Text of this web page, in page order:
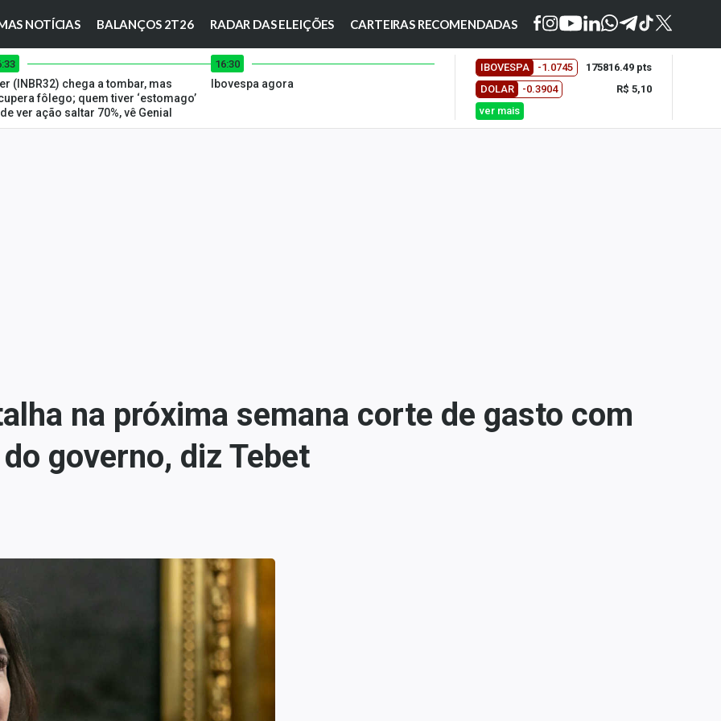
NOTÍCIAS BALANÇOS 2T26 RADAR DAS ELEIÇÕES CARTEIRAS RECOMENDADAS
(INBR32) chega a tombar, mas
fôlego; quem tiver ‘estomago’
ver ação saltar 70%, vê Genial
16:30
Ibovespa agora
IBOVESPA -1.0745
175816.49 pts
DOLAR
-0.3904
R$ 5,10
ver mais
na próxima semana corte de gasto com
governo, diz Tebet